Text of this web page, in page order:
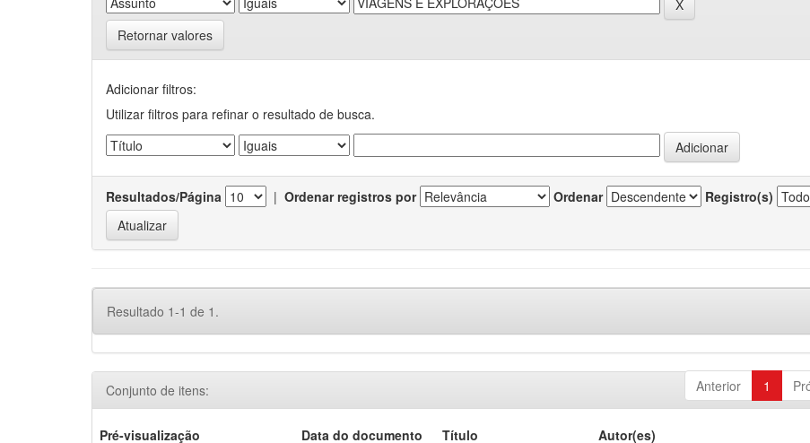
Retornar valores
Adicionar filtros:
Utilizar filtros para refinar o resultado de busca.
Resultados/Página | Ordenar registros por Ordenar Registro(s)
Resultado 1-1 de 1.
Anterior 1
Conjunto de itens:
Pré-visualização Data do documento Título Autor(es)